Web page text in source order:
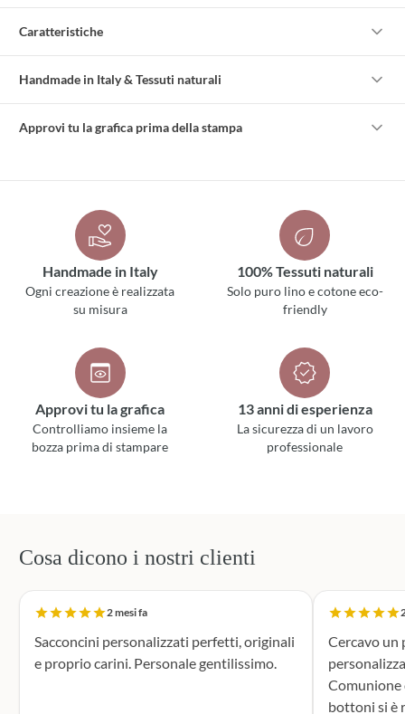
Caratteristiche
Handmade in Italy & Tessuti naturali
Approvi tu la grafica prima della stampa
Handmade in Italy
Ogni creazione è realizzata
su misura
100% Tessuti naturali
Solo puro lino e cotone eco-
friendly
Approvi tu la grafica
Controlliamo insieme la
bozza prima di stampare
13 anni di esperienza
La sicurezza di un lavoro
professionale
Cosa dicono i nostri clienti
2 mesi fa
Sacconcini personalizzati perfetti, originali
e proprio carini. Personale gentilissimo.
Cercavo
Comunione di
bottoni si è